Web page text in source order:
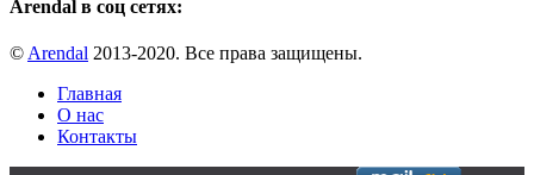
Arendal в соц сетях:
© Arendal 2013-2020. Все права защищены.
Главная
О нас
Контакты